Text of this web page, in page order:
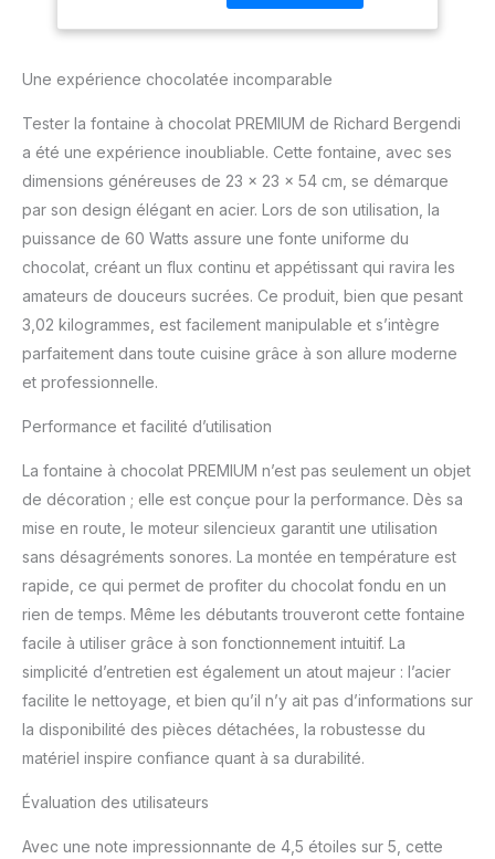
cm
Une expérience chocolatée incomparable
Tester la fontaine à chocolat PREMIUM de Richard Bergendi
a été une expérience inoubliable. Cette fontaine, avec ses
dimensions généreuses de 23 x 23 x 54 cm, se démarque
par son design élégant en acier. Lors de son utilisation, la
puissance de 60 Watts assure une fonte uniforme du
chocolat, créant un flux continu et appétissant qui ravira les
amateurs de douceurs sucrées. Ce produit, bien que pesant
3,02 kilogrammes, est facilement manipulable et s’intègre
parfaitement dans toute cuisine grâce à son allure moderne
et professionnelle.
Performance et facilité d’utilisation
La fontaine à chocolat PREMIUM n’est pas seulement un objet
de décoration ; elle est conçue pour la performance. Dès sa
mise en route, le moteur silencieux garantit une utilisation
sans désagréments sonores. La montée en température est
rapide, ce qui permet de profiter du chocolat fondu en un
rien de temps. Même les débutants trouveront cette fontaine
facile à utiliser grâce à son fonctionnement intuitif. La
simplicité d’entretien est également un atout majeur : l’acier
facilite le nettoyage, et bien qu’il n’y ait pas d’informations sur
la disponibilité des pièces détachées, la robustesse du
matériel inspire confiance quant à sa durabilité.
Évaluation des utilisateurs
Avec une note impressionnante de 4,5 étoiles sur 5, cette